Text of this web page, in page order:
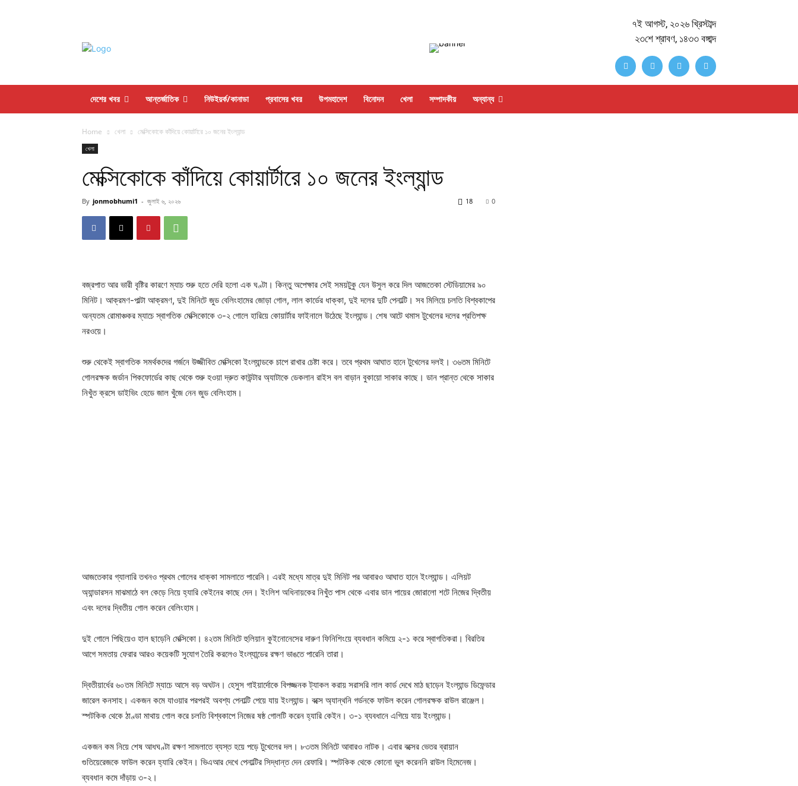
৭ই আগস্ট, ২০২৬ খ্রিস্টাব্দ
২৩শে শ্রাবণ, ১৪৩৩ বঙ্গাব্দ
দেশের খবর আন্তর্জাতিক নিউইয়র্ক/কানাডা প্রবাসের খবর উপমহাদেশ বিনোদন খেলা সম্পাদকীয় অন্যান্য
Home খেলা মেক্সিকোকে কাঁদিয়ে কোয়ার্টারে ১০ জনের ইংল্যান্ড
খেলা
মেক্সিকোকে কাঁদিয়ে কোয়ার্টারে ১০ জনের ইংল্যান্ড
By jonmobhumi1 - জুলাই ৬, ২০২৬ 0
18
বজ্রপাত আর ভারী বৃষ্টির কারণে ম্যাচ শুরু হতে দেরি হলো এক ঘণ্টা। কিন্তু অপেক্ষার সেই সময়টুকু যেন উসুল করে দিল আজতেকা স্টেডিয়ামের ৯০
মিনিট। আক্রমণ-পাল্টা আক্রমণ, দুই মিনিটে জুড বেলিংহামের জোড়া গোল, লাল কার্ডের ধাক্কা, দুই দলের দুটি পেনাল্টি। সব মিলিয়ে চলতি বিশ্বকাপের
অন্যতম রোমাঞ্চকর ম্যাচে স্বাগতিক মেক্সিকোকে ৩-২ গোলে হারিয়ে কোয়ার্টার ফাইনালে উঠেছে ইংল্যান্ড। শেষ আটে থমাস টুখেলের দলের প্রতিপক্ষ
নরওয়ে।
শুরু থেকেই স্বাগতিক সমর্থকদের গর্জনে উজ্জীবিত মেক্সিকো ইংল্যান্ডকে চাপে রাখার চেষ্টা করে। তবে প্রথম আঘাত হানে টুখেলের দলই। ৩৬তম মিনিটে
গোলরক্ষক জর্ডান পিকফোর্ডের কাছ থেকে শুরু হওয়া দ্রুত কাউন্টার অ্যাটাকে ডেকলান রাইস বল বাড়ান বুকায়ো সাকার কাছে। ডান প্রান্ত থেকে সাকার
নিখুঁত ক্রসে ডাইভিং হেডে জাল খুঁজে নেন জুড বেলিংহাম।
আজতেকার গ্যালারি তখনও প্রথম গোলের ধাক্কা সামলাতে পারেনি। এরই মধ্যে মাত্র দুই মিনিট পর আবারও আঘাত হানে ইংল্যান্ড। এলিয়ট
অ্যান্ডারসন মাঝমাঠে বল কেড়ে নিয়ে হ্যারি কেইনের কাছে দেন। ইংলিশ অধিনায়কের নিখুঁত পাস থেকে এবার ডান পায়ের জোরালো শটে নিজের দ্বিতীয়
এবং দলের দ্বিতীয় গোল করেন বেলিংহাম।
দুই গোলে পিছিয়েও হাল ছাড়েনি মেক্সিকো। ৪২তম মিনিটে হুলিয়ান কুইনোনেসের দারুণ ফিনিশিংয়ে ব্যবধান কমিয়ে ২-১ করে স্বাগতিকরা। বিরতির
আগে সমতায় ফেরার আরও কয়েকটি সুযোগ তৈরি করলেও ইংল্যান্ডের রক্ষণ ভাঙতে পারেনি তারা।
দ্বিতীয়ার্ধের ৬০তম মিনিটে ম্যাচে আসে বড় অঘটন। হেসুস গাইয়ার্দোকে বিপজ্জনক ট্যাকল করায় সরাসরি লাল কার্ড দেখে মাঠ ছাড়েন ইংল্যান্ড ডিফেন্ডার
জারেল কনসাহ। একজন কমে যাওয়ার পরপরই অবশ্য পেনাল্টি পেয়ে যায় ইংল্যান্ড। বক্সে অ্যান্থনি গর্ডনকে ফাউল করেন গোলরক্ষক রাউল রাঞ্জেল।
স্পটকিক থেকে ঠাণ্ডা মাথায় গোল করে চলতি বিশ্বকাপে নিজের ষষ্ঠ গোলটি করেন হ্যারি কেইন। ৩-১ ব্যবধানে এগিয়ে যায় ইংল্যান্ড।
একজন কম নিয়ে শেষ আধঘণ্টা রক্ষণ সামলাতে ব্যস্ত হয়ে পড়ে টুখেলের দল। ৮৩তম মিনিটে আবারও নাটক। এবার বক্সের ভেতর ব্রায়ান
গুতিয়েরেজকে ফাউল করেন হ্যারি কেইন। ভিএআর দেখে পেনাল্টির সিদ্ধান্ত দেন রেফারি। স্পটকিক থেকে কোনো ভুল করেননি রাউল হিমেনেজ।
ব্যবধান কমে দাঁড়ায় ৩-২।